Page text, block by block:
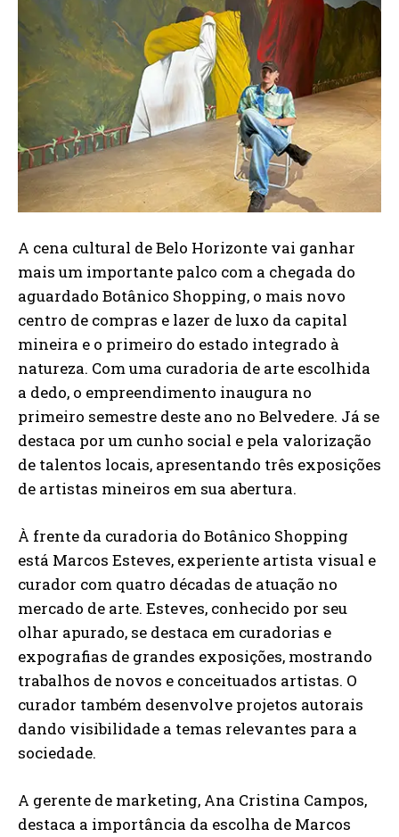
A cena cultural de Belo Horizonte vai ganhar
mais um importante palco com a chegada do
aguardado Botânico Shopping, o mais novo
centro de compras e lazer de luxo da capital
mineira e o primeiro do estado integrado à
natureza. Com uma curadoria de arte escolhida
a dedo, o empreendimento inaugura no
primeiro semestre deste ano no Belvedere. Já se
destaca por um cunho social e pela valorização
de talentos locais, apresentando três exposições
de artistas mineiros em sua abertura.
À frente da curadoria do Botânico Shopping
está Marcos Esteves, experiente artista visual e
curador com quatro décadas de atuação no
mercado de arte. Esteves, conhecido por seu
olhar apurado, se destaca em curadorias e
expografias de grandes exposições, mostrando
trabalhos de novos e conceituados artistas. O
curador também desenvolve projetos autorais
dando visibilidade a temas relevantes para a
sociedade.
A gerente de marketing, Ana Cristina Campos,
destaca a importância da escolha de Marcos